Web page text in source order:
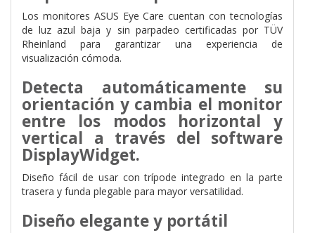
Los monitores ASUS Eye Care cuentan con tecnologías
de luz azul baja y sin parpadeo certificadas por TÜV
Rheinland para garantizar una experiencia de
visualización cómoda.
Detecta automáticamente su
orientación y cambia el monitor
entre los modos horizontal y
vertical a través del software
DisplayWidget.
Diseño fácil de usar con trípode integrado en la parte
trasera y funda plegable para mayor versatilidad.
Diseño elegante y portátil